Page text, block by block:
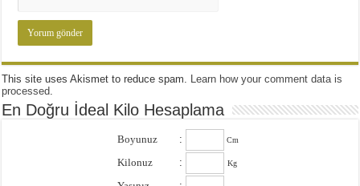
This site uses Akismet to reduce spam. Learn how your comment data is
processed.
En Doğru İdeal Kilo Hesaplama
Boyunuz : Cm
Kilonuz : Kg